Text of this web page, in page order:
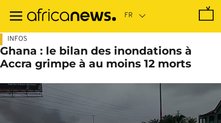
contenu
INFOS
Ghana : le bilan des inondations à
Accra grimpe à au moins 12 morts